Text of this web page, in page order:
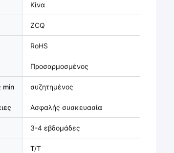
Κίνα
ZCQ
RoHS
Προσαρμοσμένος
min συζητημένος
Ασφαλής συσκευασία
3-4 εβδομάδες
T/T